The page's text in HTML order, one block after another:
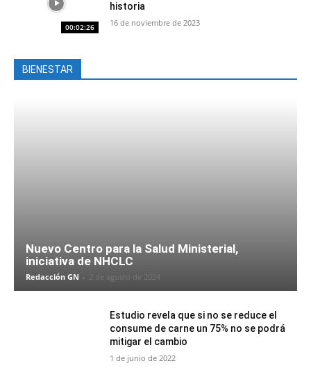
00:02:26
historia
16 de noviembre de 2023
BIENESTAR
Nuevo Centro para la Salud Ministerial,
iniciativa de NHCLC
Redacción GN - 2 de agosto de 2024
Estudio revela que si no se reduce el
consume de carne un 75% no se podrá
mitigar el cambio
1 de junio de 2022